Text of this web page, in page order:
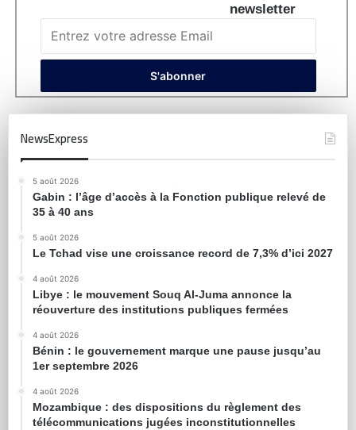
newsletter
NewsExpress
5 août 2026
Gabin : l’âge d’accès à la Fonction publique relevé de
35 à 40 ans
5 août 2026
Le Tchad vise une croissance record de 7,3% d’ici 2027
4 août 2026
Libye : le mouvement Souq Al-Juma annonce la
réouverture des institutions publiques fermées
4 août 2026
Bénin : le gouvernement marque une pause jusqu’au
1er septembre 2026
4 août 2026
Mozambique : des dispositions du règlement des
télécommunications jugées inconstitutionnelles